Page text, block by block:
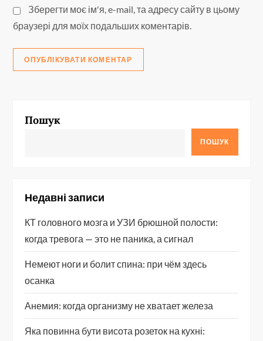
Зберегти моє ім'я, e-mail, та адресу сайту в цьому
браузері для моїх подальших коментарів.
Пошук
ПОШУК
Недавні записи
КТ головного мозга и УЗИ брюшной полости:
когда тревога — это не паника, а сигнал
Немеют ноги и болит спина: при чём здесь
осанка
Анемия: когда организму не хватает железа
Яка повинна бути висота розеток на кухні: